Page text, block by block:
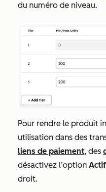
du numéro de niveau.
Pour rendre le produit
utilisation dans des
liens de paiement, des
désactivez l’option Actif
droit.